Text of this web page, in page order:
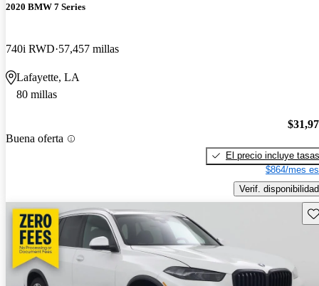
2020 BMW 7 Series
740i RWD 57,457 millas
Lafayette, LA
80 millas
Buena oferta
El precio incluye tasas
$864/mes
Verif. disponibilidad